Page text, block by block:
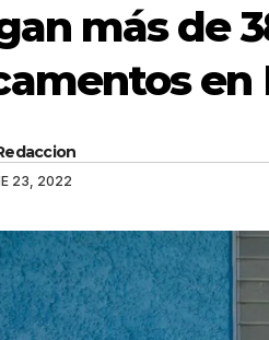
más de
en
23, 2022